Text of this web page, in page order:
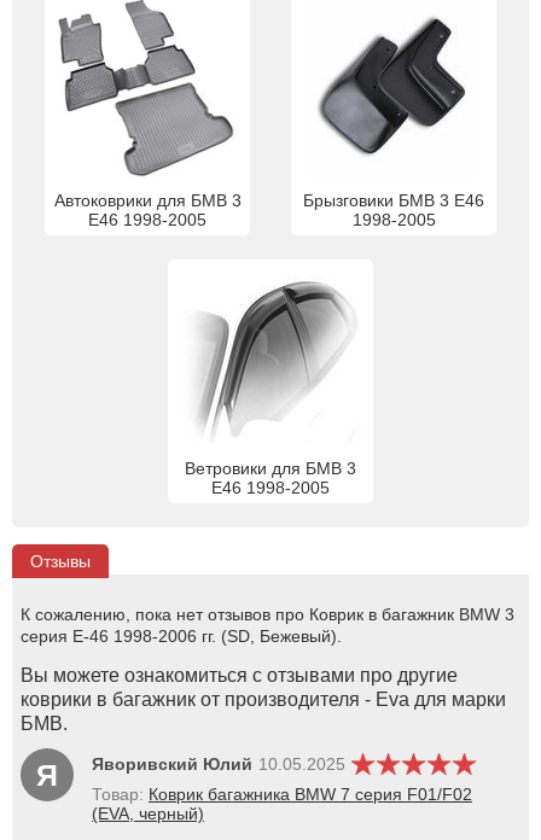
Автоковрики для БМВ 3
E46 1998-2005
Брызговики БМВ 3 E46
1998-2005
Ветровики для БМВ 3
E46 1998-2005
Отзывы
К сожалению, пока нет отзывов про Коврик в багажник BMW 3
серия E-46 1998-2006 гг. (SD, Бежевый).
Вы можете ознакомиться с отзывами про другие
коврики в багажник от производителя - Eva для марки
БМВ.
Я Яворивский Юлий 10.05.2025
Товар: Коврик багажника BMW 7 серия F01/F02
(EVA, черный)